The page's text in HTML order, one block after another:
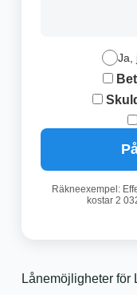
Ja,
Räkneexempel:
kostar 2
Lånemöjligheter för